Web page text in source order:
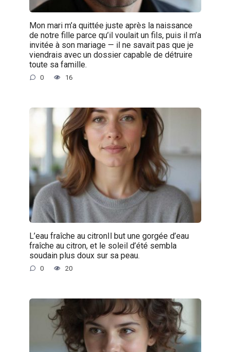
Mon mari m’a quittée juste après la naissance
de notre fille parce qu’il voulait un fils, puis il m’a
invitée à son mariage — il ne savait pas que je
viendrais avec un dossier capable de détruire
toute sa famille.
0 16
L’eau fraîche au citronIl but une gorgée d’eau
fraîche au citron, et le soleil d’été sembla
soudain plus doux sur sa peau.
0 20